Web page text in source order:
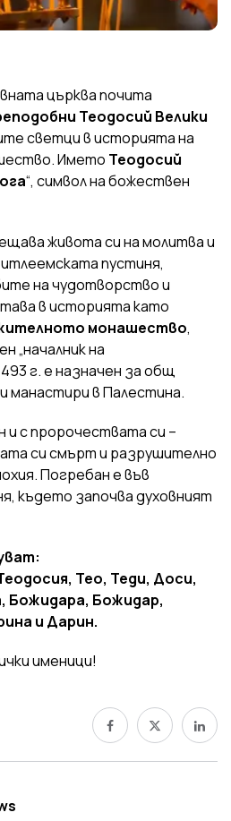
църква почита
Теодосий Велики
светци в историята на
Името Теодосий
“, символ на божествен
живота си на молитва и
пустиня,
на чудотворство и
в историята като
монашество,
„началник на
г. е назначен за общ
манастири в Палестина.
с пророчествата си –
си смърт и разрушително
Погребан е във
където започва духовният
Тео, Теди, Доси,
Божидара, Божидар,
и Дарин.
именици!